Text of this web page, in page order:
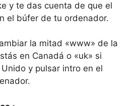
y te das cuenta de que el
el búfer de tu ordenador.
la mitad «www» de la
en Canadá o «uk» si
y pulsar intro en el